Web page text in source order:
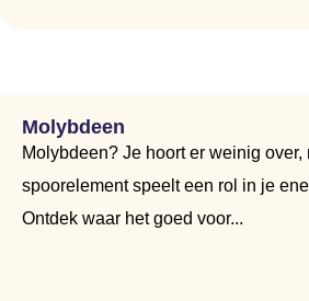
Molybdeen
Molybdeen? Je hoort er weinig over,
spoorelement speelt een rol in je
Ontdek waar het goed voor...